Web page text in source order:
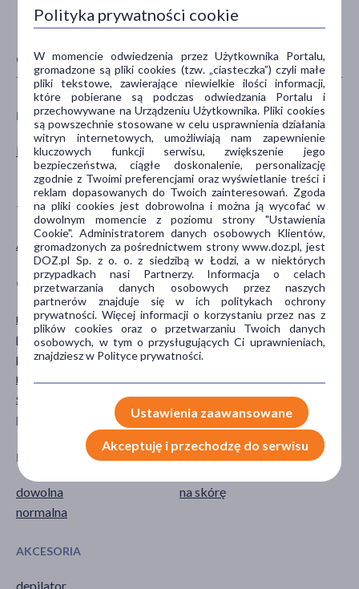
CECHY PRODUKTU
PŁEĆ
Kobieta
WIEK
dla dorosłych
dla seniorów
TYP PRODUKTU
Akcesoria
PROBLEM
owłosienie
CZĘŚĆ CIAŁA
nogi
pachwiny
pachy
ręce
skóra
pokaż więcej ...
SPECYFIKA
IPL
Do depilacji
Elektroniczne
RODZAJ SKÓRY
dowolna
normalna
SPOSÓB APLIKACJI
na skórę
AKCESORIA
depilator
Polityka prywatności cookie
W momencie odwiedzenia przez Użytkownika Portalu,
gromadzone są pliki cookies (tzw. „ciasteczka”) czyli małe
pliki tekstowe, zawierające niewielkie ilości informacji,
które pobierane są podczas odwiedzania Portalu i
przechowywane na Urządzeniu Użytkownika. Pliki cookies
są powszechnie stosowane w celu usprawnienia działania
witryn internetowych, umożliwiają nam zapewnienie
kluczowych funkcji serwisu, zwiększenie jego
bezpieczeństwa, ciągłe doskonalenie, personalizację
zgodnie z Twoimi preferencjami oraz wyświetlanie treści i
reklam dopasowanych do Twoich zainteresowań. Zgoda
na pliki cookies jest dobrowolna i można ją wycofać w
dowolnym momencie z poziomu strony "Ustawienia
Cookie". Administratorem danych osobowych Klientów,
gromadzonych za pośrednictwem strony www.doz.pl, jest
DOZ.pl Sp. z o. o. z siedzibą w Łodzi, a w niektórych
przypadkach nasi Partnerzy. Informacja o celach
przetwarzania danych osobowych przez naszych
partnerów znajduje się w ich politykach ochrony
prywatności. Więcej informacji o korzystaniu przez nas z
plików cookies oraz o przetwarzaniu Twoich danych
osobowych, w tym o przysługujących Ci uprawnieniach,
znajdziesz w Polityce prywatności.
Ustawienia zaawansowane
Akceptuję i przechodzę do serwisu